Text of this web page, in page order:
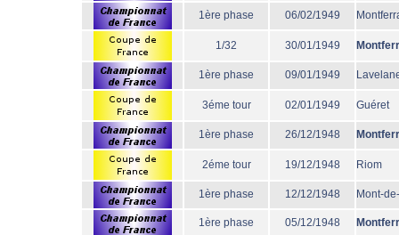
1ère phase 06/02/1949
1/32 30/01/1949
1ère phase 09/01/1949
3éme tour 02/01/1949 Guéret
1ère phase 26/12/1948
2éme tour 19/12/1948 Riom
1ère phase 12/12/1948 Mont-
1ère phase 05/12/1948